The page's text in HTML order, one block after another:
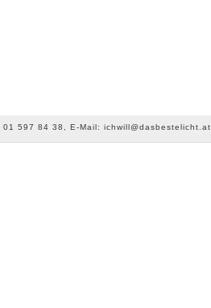
597 84 38, E-Mail: ichwill@dasbestelicht.at